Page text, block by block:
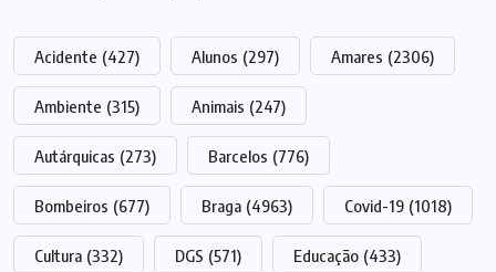
Acidente (427) Alunos (297) Amares (2306)
Ambiente (315) Animais (247)
Autárquicas (273) Barcelos (776)
Bombeiros (677) Braga (4963) Covid-19 (1018)
Cultura (332) DGS (571) Educação (433)